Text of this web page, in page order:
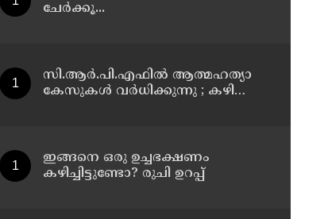
ചേർക്കൂ...
സി.ആർ.പി.എഫിൽ ആത്മഹത്യാ
കേസുകൾ വർധിക്കുന്നു ; കഴിഞ്ഞ
ഇങ്ങനെ ഒരു ഉച്ചഭക്ഷണം
കഴിച്ചിട്ടുണ്ടോ? രുചി ഉറപ്പ്